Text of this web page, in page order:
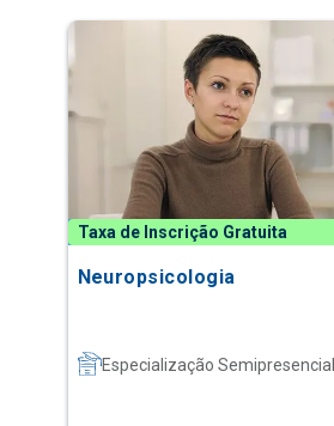
Taxa de Inscrição Gratuita
Neuropsicologia
Especialização Semipresencial